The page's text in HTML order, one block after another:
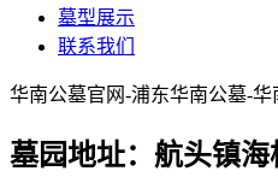
墓型展示
联系我们
华南公墓官网-浦东华南公墓-
墓园地址：航头镇